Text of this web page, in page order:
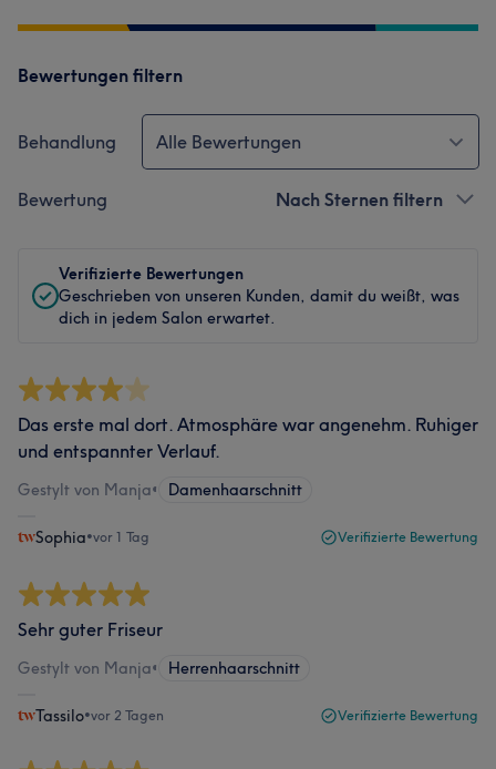
Bewertungen filtern
Behandlung Alle Bewertungen
Bewertung Nach Sternen filtern
Verifizierte Bewertungen
Geschrieben von unseren Kunden, damit du weißt, was
dich in jedem Salon erwartet.
Das erste mal dort. Atmosphäre war angenehm. Ruhiger
und entspannter Verlauf.
Gestylt von Manja• Damenhaarschnitt
Sophia•vor 1 Tag Verifizierte Bewertung
Sehr guter Friseur
Gestylt von Manja• Herrenhaarschnitt
Tassilo•vor 2 Tagen Verifizierte Bewertung